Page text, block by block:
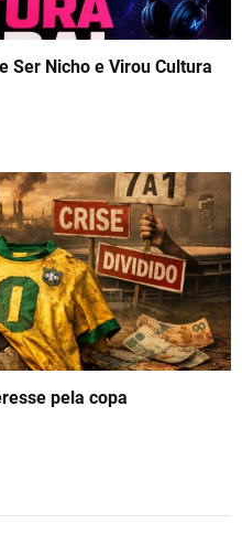
Ser Nicho e Virou Cultura
pela copa